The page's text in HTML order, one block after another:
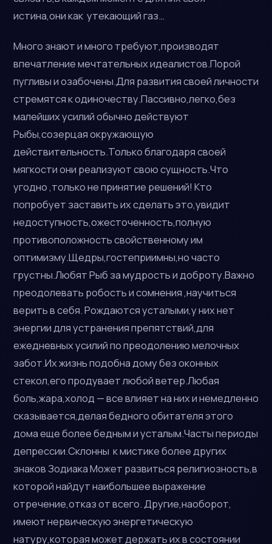
истина,они как утекающий газ…
Много знают и много требуют,производят
впечатление мечтательных идеалистов.Порой
пугливы и озабочены.Для развития своей личности
стремятся к одиночеству.Пассивно,легко,без
малейших усилий обычно действуют
Рыбы,созерцая окружающую
действительность.Только благодаря своей
мягкости они реализуют свою сущность.Что
угодно ,только не принятие решений! Кто
попробует заставить их сделать это,увидит
недоступность,ожесточенность,полную
противоположность свойственному им
оптимизму.Щедры,гостеприимны,но часто
грустны.Любят Рыб за мудрость и доброту.Важно
преодолевать робость и сомнения ,научиться
верить в себя. Рождаются усталыми,у них нет
энергии для устранения препятствий,для
ежедневных усилий по преодолению мелочных
забот.Их жизнь подобна дому без оконных
стекол,его продувает любой ветер.Любая
боль,жара,холод — все влияет на них и немедленно
сказывается,делая бедного обитателя этого
дома еще более бедным и усталым.Часты периоды
депрессии.Склонны к мистике более других
знаков Зодиака Может развиться религиозность,в
которой найдут наибольшее выражение
отречение,отказ от всего. Другие,наоборот,
имеют нервическую энергетическую
натуру,которая может держать их в состоянии